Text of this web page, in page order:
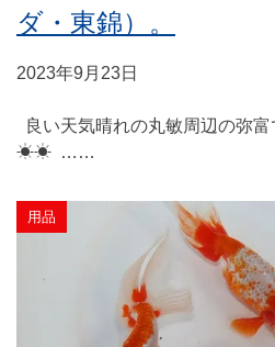
ダ・東錦）。
2023年9月23日
良い天気晴れの丸敏周辺の弥
☀☀ ……
用品